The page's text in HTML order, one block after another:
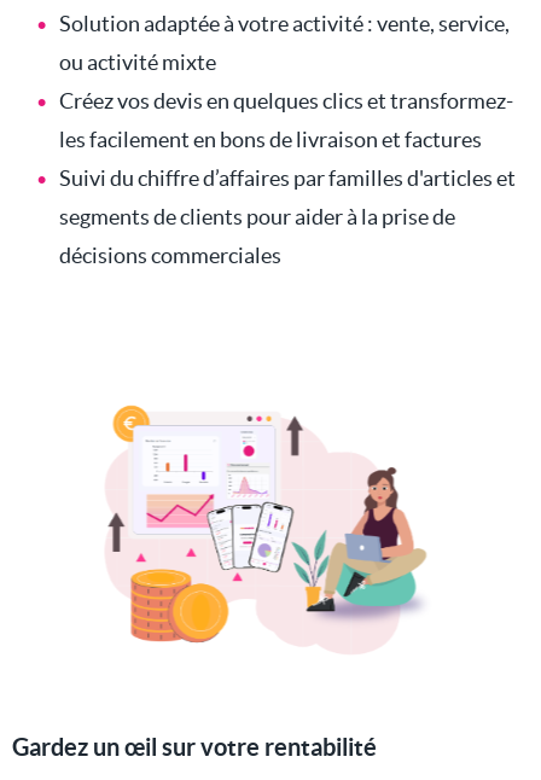
Solution adaptée à votre activité : vente, service,
ou activité mixte
Créez vos devis en quelques clics et transformez-
les facilement en bons de livraison et factures
Suivi du chiffre d’affaires par familles d'articles et
segments de clients pour aider à la prise de
décisions commerciales
Gardez un œil sur votre rentabilité